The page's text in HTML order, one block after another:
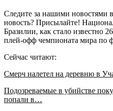
Следите за нашими новостями
новость? Присылайте!
Бразилии, как стало известно
плей-офф чемпионата мира по
Сейчас читают:
Смерч налетел на деревню в
Подозреваемые в убийстве
попали в…